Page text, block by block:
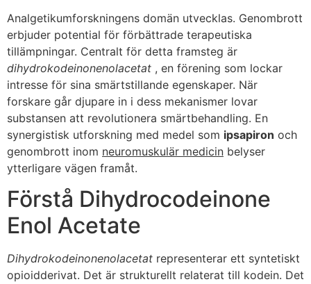
Analgetikumforskningens domän utvecklas. Genombrott
erbjuder potential för förbättrade terapeutiska
tillämpningar. Centralt för detta framsteg är
dihydrokodeinonenolacetat , en förening som lockar
intresse för sina smärtstillande egenskaper. När
forskare går djupare in i dess mekanismer lovar
substansen att revolutionera smärtbehandling. En
synergistisk utforskning med medel som ipsapiron och
genombrott inom neuromuskulär medicin belyser
ytterligare vägen framåt.
Förstå Dihydrocodeinone
Enol Acetate
Dihydrokodeinonenolacetat representerar ett syntetiskt
opioidderivat. Det är strukturellt relaterat till kodein. Det